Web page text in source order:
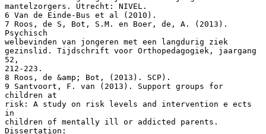
mantelzorgers. Utrecht: NIVEL.
6 Van de Einde-Bus et al (2010).
7 Roos, de S, Bot, S.M. en Boer, de, A. (2013).
Psychisch
welbevinden van jongeren met een langdurig ziek
gezinslid. Tijdschrift voor Orthopedagogiek, jaargang
52,
212-223.
8 Roos, de &amp; Bot, (2013). SCP).
9 Santvoort, F. van (2013). Support groups for
children at
risk: A study on risk levels and intervention e ects
in
children of mentally ill or addicted parents.
Dissertation: